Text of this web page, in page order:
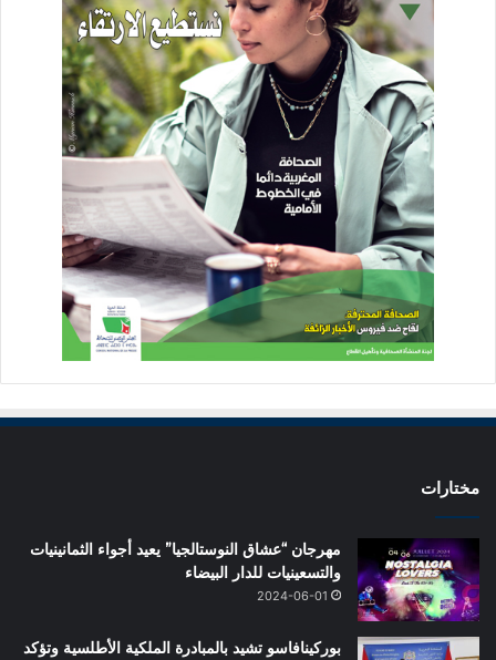
مختارات
مهرجان “عشاق النوستالجيا” يعيد أجواء الثمانينيات
والتسعينيات للدار البيضاء
2024-06-01
بوركينافاسو تشيد بالمبادرة الملكية الأطلسية وتؤكد